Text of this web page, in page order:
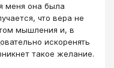
меня она была
что вера не
мышления и, в
искоренять
такое желание.